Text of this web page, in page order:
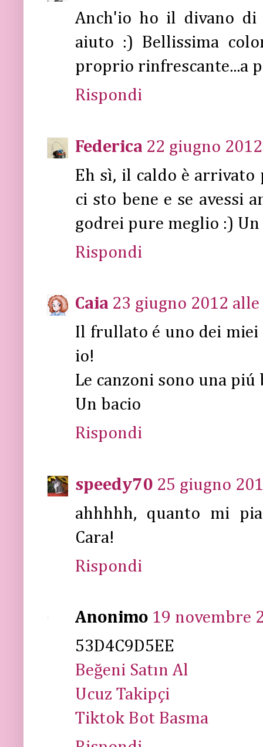
Anch'io ho il divano di
aiuto :) Bellissima
proprio rinfrescante...a
Rispondi
Federica 22 giugno
Eh sì, il caldo è
ci sto bene e se avessi
godrei pure meglio :)
Rispondi
Caia 23 giugno 2012
Il frullato é uno dei miei
io!
Le canzoni sono una
Un bacio
Rispondi
speedy70 25 giugno
ahhhhh, quanto mi
Cara!
Rispondi
Anonimo 19 novembre
53D4C9D5EE
Beğeni Satın Al
Ucuz Takipçi
Tiktok Bot Basma